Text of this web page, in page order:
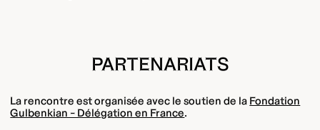
PARTENARIATS
La rencontre est organisée avec le soutien de la Fondation
Gulbenkian – Délégation en France.